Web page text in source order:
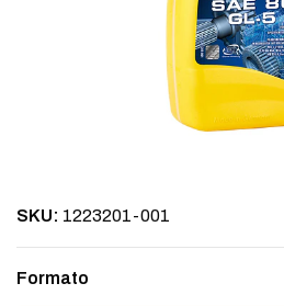
SKU: 1223201-001
Formato